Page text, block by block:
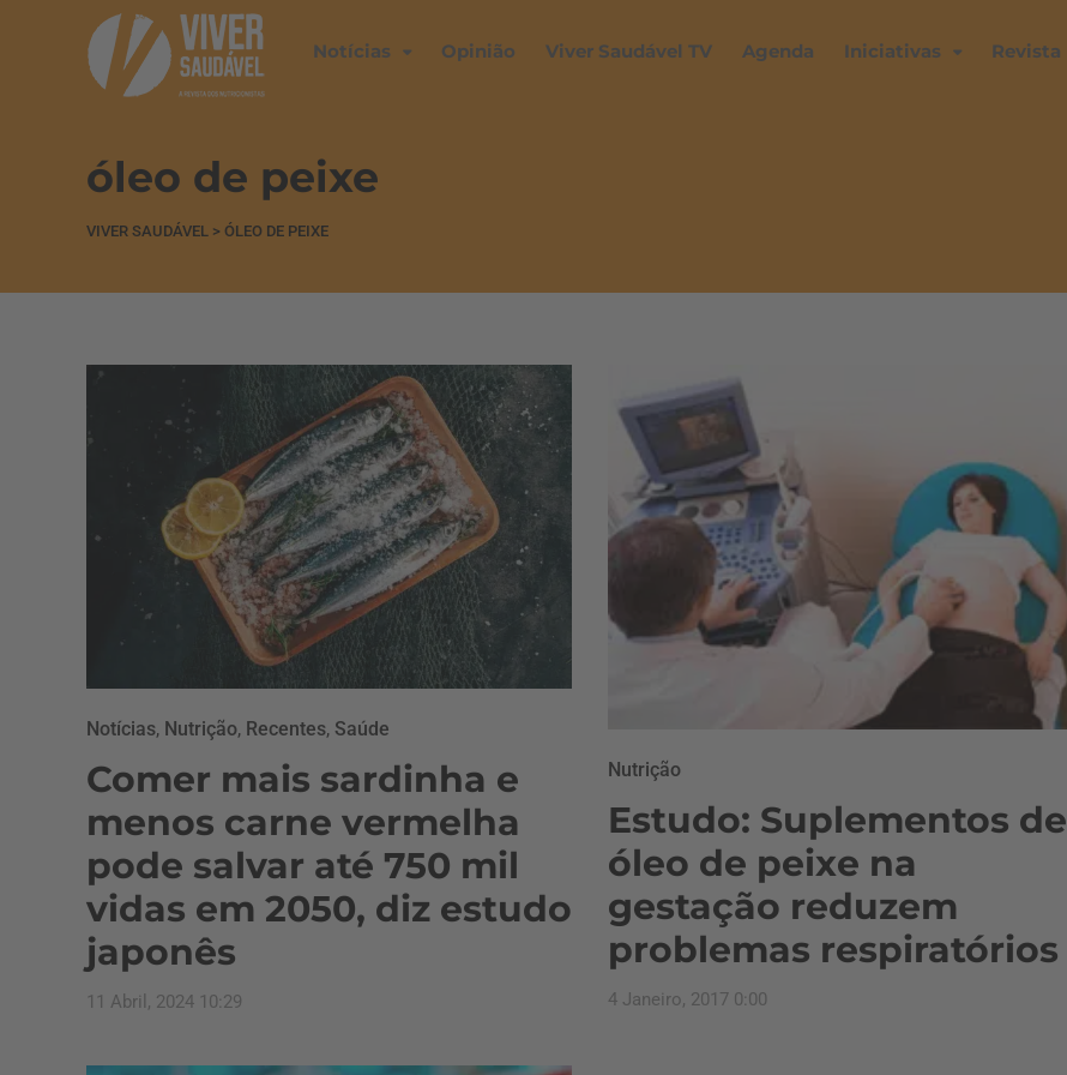
Notícias Opinião Viver Saudável TV Agenda Iniciativas Revista
óleo de peixe
VIVER SAUDÁVEL > ÓLEO DE PEIXE
Notícias, Nutrição, Recentes, Saúde
Comer mais sardinha e
menos carne vermelha
pode salvar até 750 mil
vidas em 2050, diz estudo
japonês
11 Abril, 2024 10:29
Nutrição
Estudo: Suplementos de
óleo de peixe na
gestação reduzem
problemas respiratórios
4 Janeiro, 2017 0:00